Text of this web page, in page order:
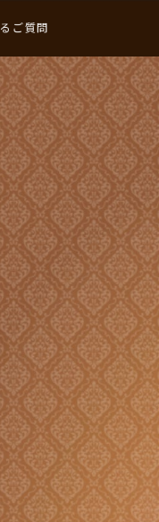
ご質問